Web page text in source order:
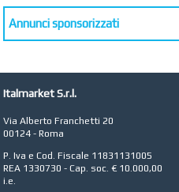
Annunci sponsorizzati
Italmarket S.r.l.
Via Alberto Franchetti 20
00124 - Roma
P. Iva e Cod. Fiscale 11831131005
REA 1330730 - Cap. soc. € 10.000,00
i.e.